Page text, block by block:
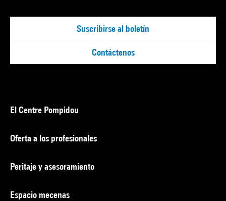
Suscribirse al boletín
Contáctenos
El Centre Pompidou
Oferta a los profesionales
Peritaje y asesoramiento
Espacio mecenas